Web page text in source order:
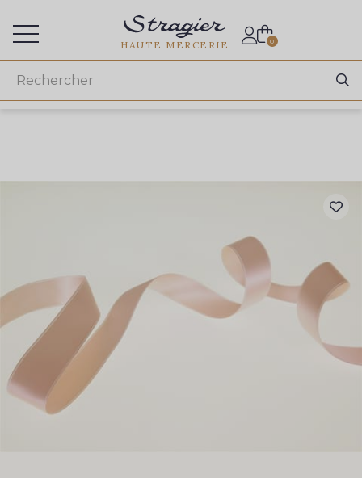
HAUTE MERCERIE 0